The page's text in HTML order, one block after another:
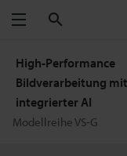
Menü
High-Performance
Bildverarbeitung mit
integrierter AI
Modellreihe VS-G